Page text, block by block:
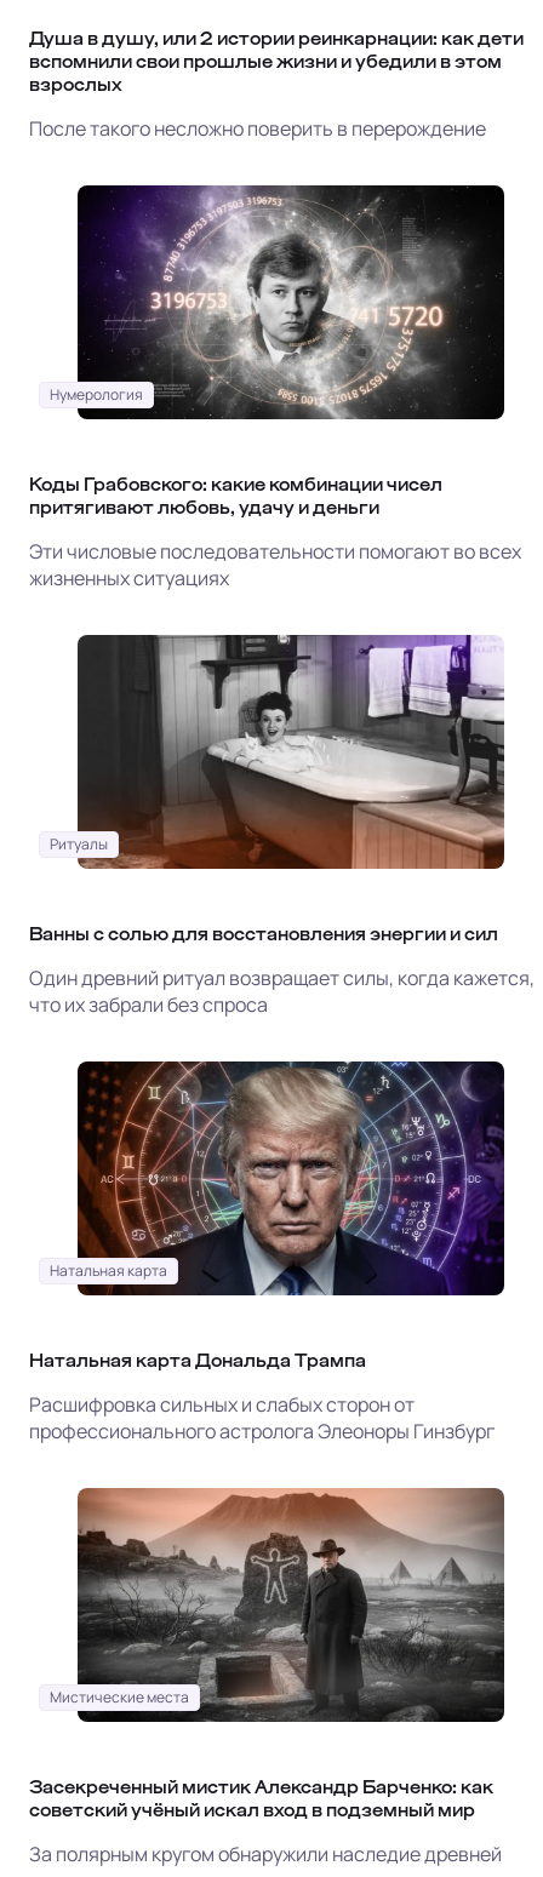
Душа в душу, или 2 истории реинкарнации: как дети
вспомнили свои прошлые жизни и убедили в этом
взрослых
После такого несложно поверить в перерождение
Нумерология
Коды Грабовского: какие комбинации чисел
притягивают любовь, удачу и деньги
Эти числовые последовательности помогают во всех
жизненных ситуациях
Ритуалы
Ванны с солью для восстановления энергии и сил
Один древний ритуал возвращает силы, когда кажется,
что их забрали без спроса
Натальная карта
Натальная карта Дональда Трампа
Расшифровка сильных и слабых сторон от
профессионального астролога Элеоноры Гинзбург
Мистические места
Засекреченный мистик Александр Барченко: как
советский учёный искал вход в подземный мир
За полярным кругом обнаружили наследие древней